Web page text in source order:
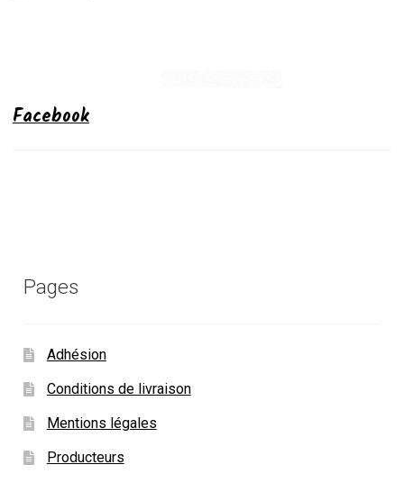
Facebook
Pages
Adhésion
Conditions de livraison
Mentions légales
Producteurs